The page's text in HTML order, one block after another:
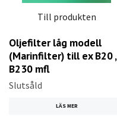
Till produkten
Oljefilter låg modell
(Marinfilter) till ex B20 ,
B230 mfl
Slutsåld
LÄS MER